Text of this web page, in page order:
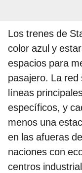
Los trenes de
color azul y
espacios para
pasajero. La
líneas
específicos, y
menos una
en las afueras
naciones con
centros